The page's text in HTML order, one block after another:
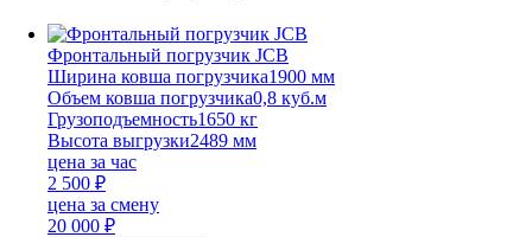
Фронтальный погрузчик JCB
Ширина ковша погрузчика1900 мм
Объем ковша погрузчика0,8 куб.м
Грузоподъемность1650 кг
Высота выгрузки2489 мм
цена за час
2 500 ₽
цена за смену
20 000 ₽